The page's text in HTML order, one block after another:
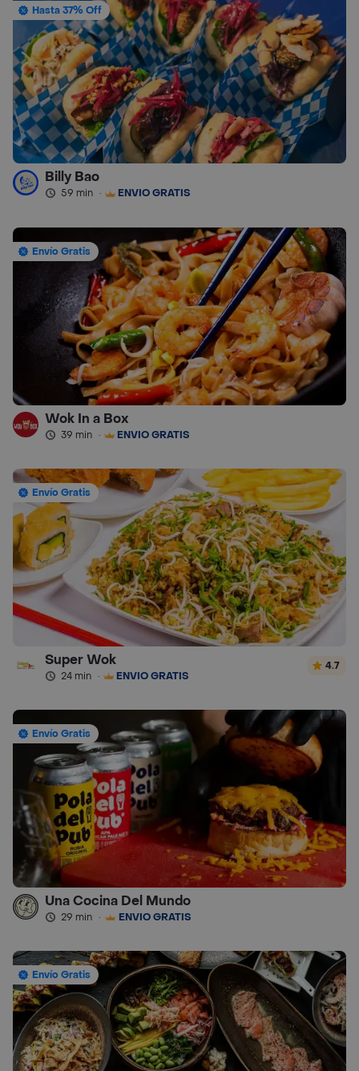
Hasta 37% Off
Billy Bao
59 min · ENVÍO GRATIS
Envío Gratis
Wok In a Box
39 min · ENVÍO GRATIS
Envío Gratis
Super Wok
24 min · ENVÍO GRATIS
4.7
Envío Gratis
Una Cocina Del Mundo
29 min · ENVÍO GRATIS
Envío Gratis